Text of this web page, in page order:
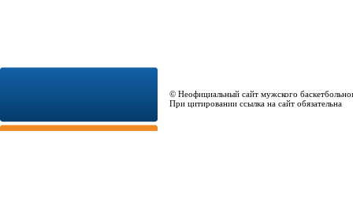
© Неофициальный сайт мужского
При цитировании ссылка на сайт обязательна